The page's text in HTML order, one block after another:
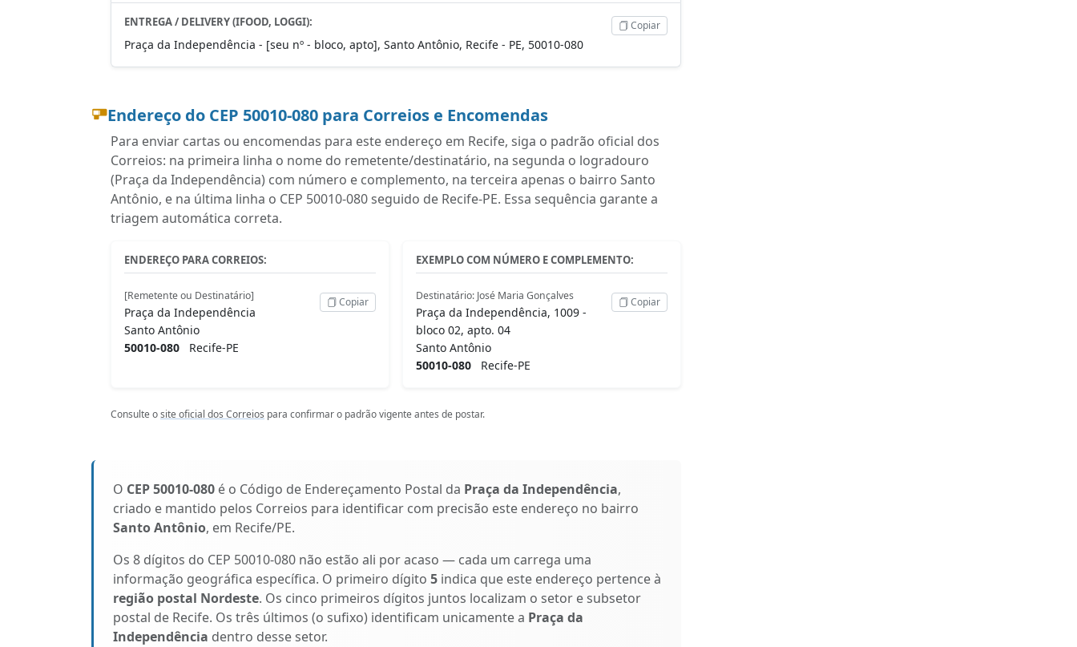
ENTREGA / DELIVERY (IFOOD, LOGGI):
Praça da Independência - [seu nº - bloco, apto], Santo Antônio, Recife - PE, 50010-080
Copiar
Endereço do CEP 50010-080 para Correios e Encomendas
Para enviar cartas ou encomendas para este endereço em Recife, siga o padrão oficial dos
Correios: na primeira linha o nome do remetente/destinatário, na segunda o logradouro
(Praça da Independência) com número e complemento, na terceira apenas o bairro Santo
Antônio, e na última linha o CEP 50010-080 seguido de Recife-PE. Essa sequência garante a
triagem automática correta.
ENDEREÇO PARA CORREIOS:
[Remetente ou Destinatário]
Praça da Independência
Santo Antônio
50010-080 Recife-PE
Copiar
EXEMPLO COM NÚMERO E COMPLEMENTO:
Destinatário: José Maria Gonçalves
Praça da Independência, 1009 -
bloco 02, apto. 04
Santo Antônio
50010-080 Recife-PE
Copiar
Consulte osite oficial dos Correios para confirmar o padrão vigente antes de postar.
O CEP 50010-080 é o Código de Endereçamento Postal da Praça da Independência,
criado e mantido pelos Correios para identificar com precisão este endereço no bairro
Santo Antônio, em Recife/PE.
Os 8 dígitos do CEP 50010-080 não estão ali por acaso — cada um carrega uma
informação geográfica específica. O primeiro dígito 5 indica que este endereço pertence à
região postal Nordeste. Os cinco primeiros dígitos juntos localizam o setor e subsetor
postal de Recife. Os três últimos (o sufixo) identificam unicamente a Praça da
Independência dentro desse setor.